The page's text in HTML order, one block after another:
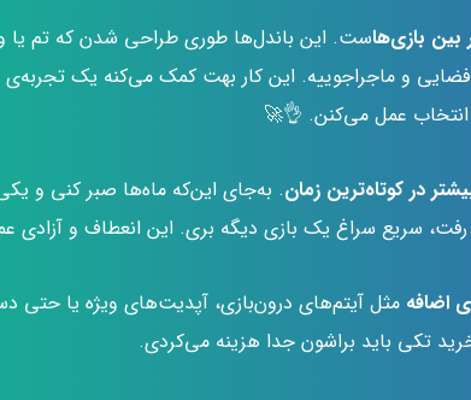
بین بازی‌هاست. این باندل‌ها طوری طراحی شدن که تم یا
و ماجراجوییه. این کار بهت کمک می‌کنه یک تجربه‌ی
انتخاب عمل می‌کنن. 👌🚀
در کوتاه‌ترین زمان. به‌جای این‌که ماه‌ها صبر کنی و
سریع سراغ یک بازی دیگه بری. این انعطاف و آزادی
اضافه مثل آیتم‌های درون‌بازی، آپدیت‌های ویژه یا حتی
تکی باید براشون جدا هزینه می‌کردی.